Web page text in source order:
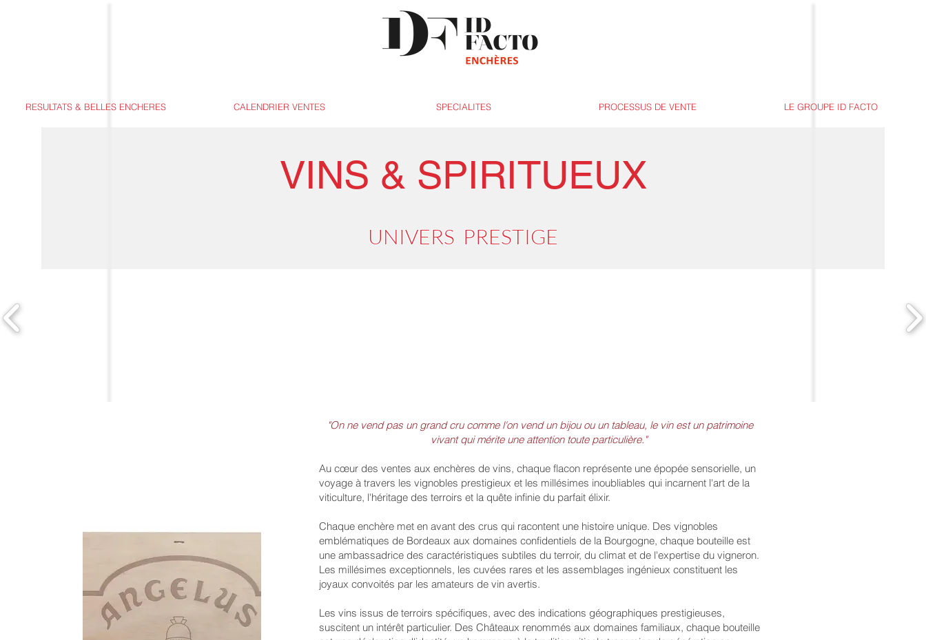
RESULTATS & BELLES ENCHERES CALENDRIER VENTES SPECIALITES PROCESSUS DE VENTE LE GROUPE ID FACTO
VINS & SPIRITUEUX
UNIVERS PRESTIGE
"On ne vend pas un grand cru comme l'on vend un bijou ou un tableau, le vin est un patrimoine
vivant qui mérite une attention toute particulière."
Au cœur des ventes aux enchères de vins, chaque flacon représente une épopée sensorielle, un
voyage à travers les vignobles prestigieux et les millésimes inoubliables qui incarnent l'art de la
viticulture, l'héritage des terroirs et la quête infinie du parfait élixir.
Chaque enchère met en avant des crus qui racontent une histoire unique. Des vignobles
emblématiques de Bordeaux aux domaines confidentiels de la Bourgogne, chaque bouteille est
une ambassadrice des caractéristiques subtiles du terroir, du climat et de l'expertise du vigneron.
Les millésimes exceptionnels, les cuvées rares et les assemblages ingénieux constituent les
joyaux convoités par les amateurs de vin avertis.
Les vins issus de terroirs spécifiques, avec des indications géographiques prestigieuses,
suscitent un intérêt particulier. Des Châteaux renommés aux domaines familiaux, chaque bouteille